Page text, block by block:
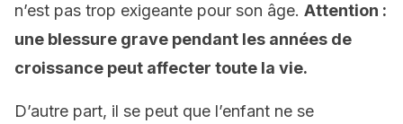
n’est pas trop exigeante pour son âge. Attention :
une blessure grave pendant les années de
croissance peut affecter toute la vie.
D’autre part, il se peut que l’enfant ne se